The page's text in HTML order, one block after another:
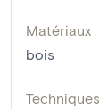
Matériaux
bois
Techniques